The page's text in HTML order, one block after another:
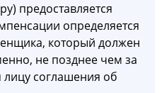
предоставляется
определяется
который должен
не позднее чем за
соглашения об